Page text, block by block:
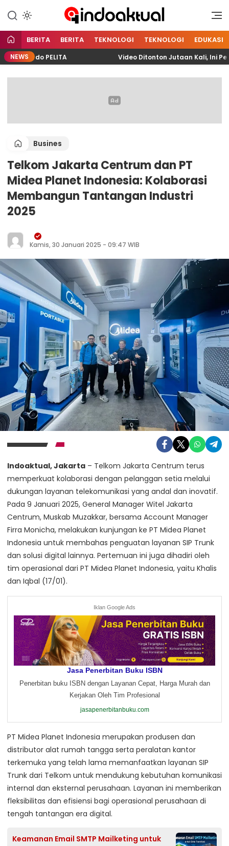
Indoaktual
Indonesia Aktual
BERITA BERITA TEKNOLOGI TEKNOLOGI EDUKASI
NEWSPELITA Video Ditonton Jutaan Kali, Ini
Busines
Telkom Jakarta Centrum dan PT
Midea Planet Indonesia: Kolaborasi
Membangun Tantangan Industri
2025
Kamis, 30 Januari 2025 - 09:47 WIB
Indoaktual, Jakarta – Telkom Jakarta Centrum terus
memperkuat kolaborasi dengan pelanggan setia melalui
dukungan layanan telekomunikasi yang andal dan inovatif.
Pada 9 Januari 2025, General Manager Witel Jakarta
Centrum, Muskab Muzakkar, bersama Account Manager
Firra Monicha, melakukan kunjungan ke PT Midea Planet
Indonesia untuk membahas penguatan layanan SIP Trunk
dan solusi digital lainnya. Pertemuan ini juga dihadiri oleh
tim operasional dari PT Midea Planet Indonesia, yaitu Khalis
dan Iqbal (17/01).
Iklan Google Ads
Jasa Penerbitan Buku ISBN
Penerbitan buku ISBN dengan Layanan Cepat, Harga Murah dan
Kerjakan Oleh Tim Profesional
jasapenerbitanbuku.com
PT Midea Planet Indonesia merupakan produsen dan
distributor alat rumah tangga serta peralatan kantor
terkemuka yang telah lama memanfaatkan layanan SIP
Trunk dari Telkom untuk mendukung kebutuhan komunikasi
internal dan eksternal perusahaan. Layanan ini memberikan
fleksibilitas dan efisiensi bagi operasional perusahaan di
tengah tantangan era digital.
Keamanan Email SMTP Mailketing untuk